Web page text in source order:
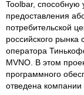
Toolbar, способную
предоставления
потребительской
российского рынка
оператора
MVNO. В этом
программного
отведена